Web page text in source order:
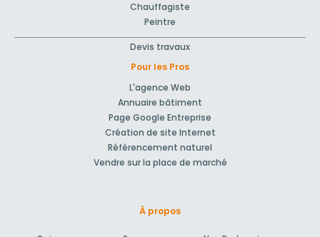
Chauffagiste
Peintre
Devis travaux
Pour les Pros
L'agence Web
Annuaire bâtiment
Page Google Entreprise
Création de site Internet
Référencement naturel
Vendre sur la place de marché
À propos